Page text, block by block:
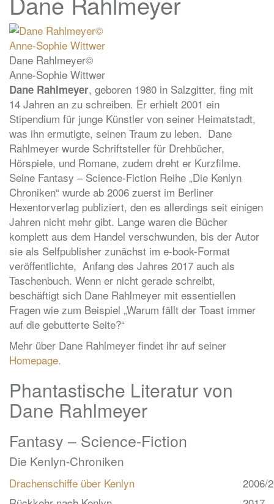
Dane Rahlmeyer©
Anne-Sophie Wittwer
Dane Rahlmeyer, geboren 1980 in Salzgitter, fing mit
14 Jahren an zu schreiben. Er erhielt 2001 ein
Stipendium für junge Künstler von seiner Heimatstadt,
was ihn ermutigte, seinen Traum zu leben. Dane
Rahlmeyer wurde Schriftsteller für Drehbücher,
Hörspiele, und Romane, zudem dreht er Kurzfilme.
Seine Fantasy – Science-Fiction Reihe „Die Kenlyn
Chroniken“ wurde ab 2006 zuerst im Berliner
Hexentorverlag publiziert, den es allerdings seit einigen
Jahren nicht mehr gibt. Lange waren die Bücher
komplett aus dem Handel verschwunden, bis der Autor
sie als Selfpublisher zunächst im e-book-Format
veröffentlichte, Anfang des Jahres 2017 auch als
Taschenbuch. Wenn er nicht gerade schreibt,
beschäftigt sich Dane Rahlmeyer mit essentiellen
Fragen wie zum Beispiel „Warum fällt der Toast immer
auf die gebutterte Seite?“
Mehr über Dane Rahlmeyer findet ihr auf seiner
Homepage.
Phantastische Literatur von
Dane Rahlmeyer
Fantasy – Science-Fiction
Die Kenlyn-Chroniken
Drachenschiffe über Kenlyn
2006/